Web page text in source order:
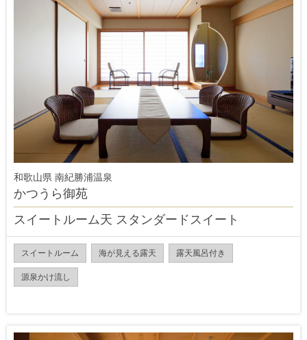
和歌山県 南紀勝浦温泉
かつうら御苑
スイートルーム天 スタンダードスイート
スイートルーム 海が見える露天 露天風呂付き
源泉かけ流し